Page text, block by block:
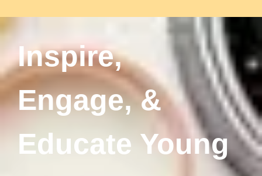
Inspire,
Engage, &
Educate Young